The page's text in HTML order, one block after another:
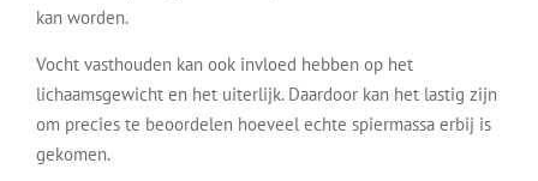
kan worden.
Vocht vasthouden kan ook invloed hebben op het
lichaamsgewicht en het uiterlijk. Daardoor kan het lastig zijn
om precies te beoordelen hoeveel echte spiermassa erbij is
gekomen.